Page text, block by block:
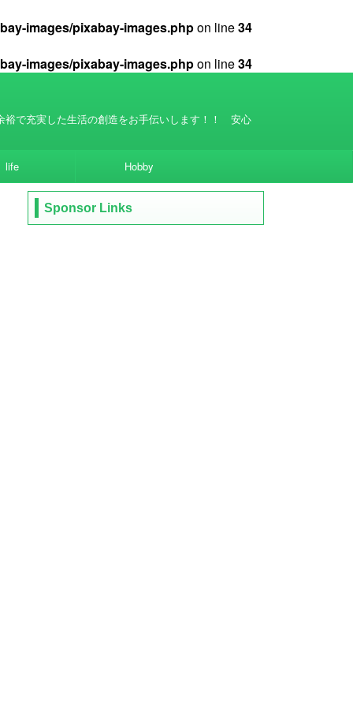
images/pixabay-images.phpon line34
images/pixabay-images.phpon line34
裕で充実した生活の創造をお手伝いします！！ 安心
life Hobby
Sponsor Links